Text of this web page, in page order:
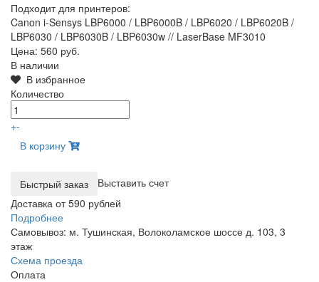
Подходит для принтеров:
Canon i-Sensys LBP6000 / LBP6000B / LBP6020 / LBP6020B /
LBP6030 / LBP6030B / LBP6030w // LaserBase MF3010
Цена: 560 руб.
В наличии
В избранное
Количество
+-
В корзину
Выставить счет
Доставка от 590 рублей
Подробнее
Самовывоз: м. Тушинская, Волоколамское шоссе д. 103, 3
этаж
Схема проезда
Оплата